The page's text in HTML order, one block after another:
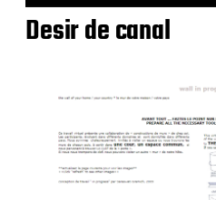
Desir de canal